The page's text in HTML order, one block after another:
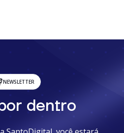
NEWSLETTER
dentro